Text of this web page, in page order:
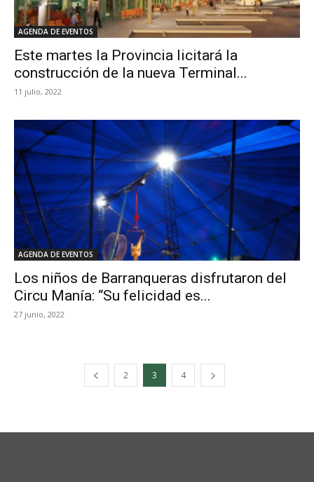
AGENDA DE EVENTOS
Este martes la Provincia licitará la
construcción de la nueva Terminal...
11 julio, 2022
AGENDA DE EVENTOS
Los niños de Barranqueras disfrutaron del
Circu Manía: “Su felicidad es...
27 junio, 2022
2 3 4